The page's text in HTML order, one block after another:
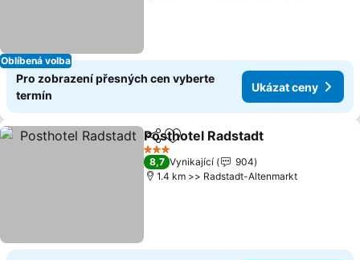
Oblíbená volba
Pro zobrazení přesných cen vyberte
termín
Ukázat ceny
SdíletPřidat na seznam oblíbených
Posthotel Radstadt
3 Počet hvězdiček
8,7 Vynikající
904
1.4 km >> Radstadt-Altenmarkt